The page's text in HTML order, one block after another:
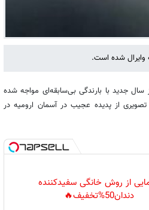
وایرال شده است.
سال جدید با بارندگی بی‌سابقه‌ای مواجه شده
تصویری از پدیده عجیب در آسمان ارومیه در
از روش خانگی سفیدکننده
دندان50%تخفیف🔥